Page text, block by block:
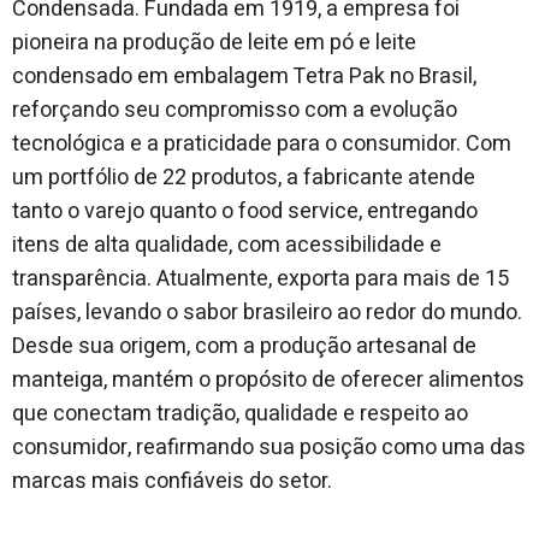
Condensada. Fundada em 1919, a empresa foi
pioneira na produção de leite em pó e leite
condensado em embalagem Tetra Pak no Brasil,
reforçando seu compromisso com a evolução
tecnológica e a praticidade para o consumidor. Com
um portfólio de 22 produtos, a fabricante atende
tanto o varejo quanto o food service, entregando
itens de alta qualidade, com acessibilidade e
transparência. Atualmente, exporta para mais de 15
países, levando o sabor brasileiro ao redor do mundo.
Desde sua origem, com a produção artesanal de
manteiga, mantém o propósito de oferecer alimentos
que conectam tradição, qualidade e respeito ao
consumidor, reafirmando sua posição como uma das
marcas mais confiáveis do setor.